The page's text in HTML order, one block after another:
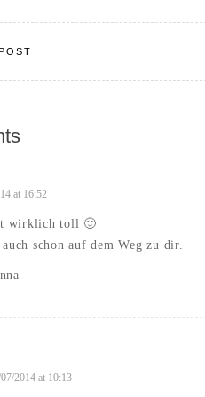
at 16:52
wirklich toll 🙂
schon auf dem Weg zu dir.
2014 at 10:13